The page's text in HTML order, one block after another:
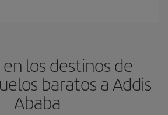
los destinos de
baratos a Addis
Ababa